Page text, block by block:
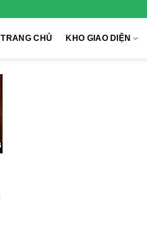
TRANG CHỦ KHO GIAO DIỆN